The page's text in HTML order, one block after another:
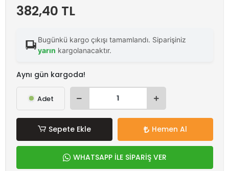
382,40 TL
Bugünkü kargo çıkışı tamamlandı. Siparişiniz
yarın kargolanacaktır.
Aynı gün kargoda!
Adet
Sepete Ekle Hemen Al
WHATSAPP İLE SİPARİŞ VER